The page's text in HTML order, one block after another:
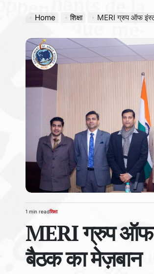
Home शिक्षा MERI ग्रुप ऑफ
Estimated
time
1 min readPOSTED
शिक्षा
MERI ग्रुप ऑफ
बैठक का मेज़बान